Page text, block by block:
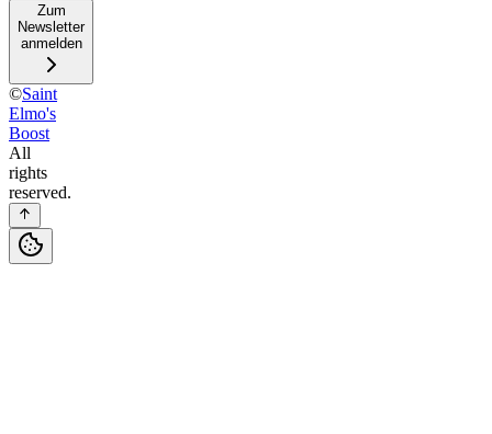
Zum
Newsletter
anmelden
©Saint
Elmo's
Boost
All
rights
reserved.